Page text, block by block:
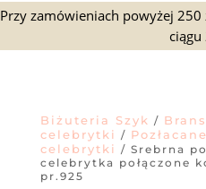
Przy zamówieniach powyżej 250
ciągu
Biżuteria Szyk /
celebrytki /
celebrytki / Srebrna
celebrytka połączone
pr.925